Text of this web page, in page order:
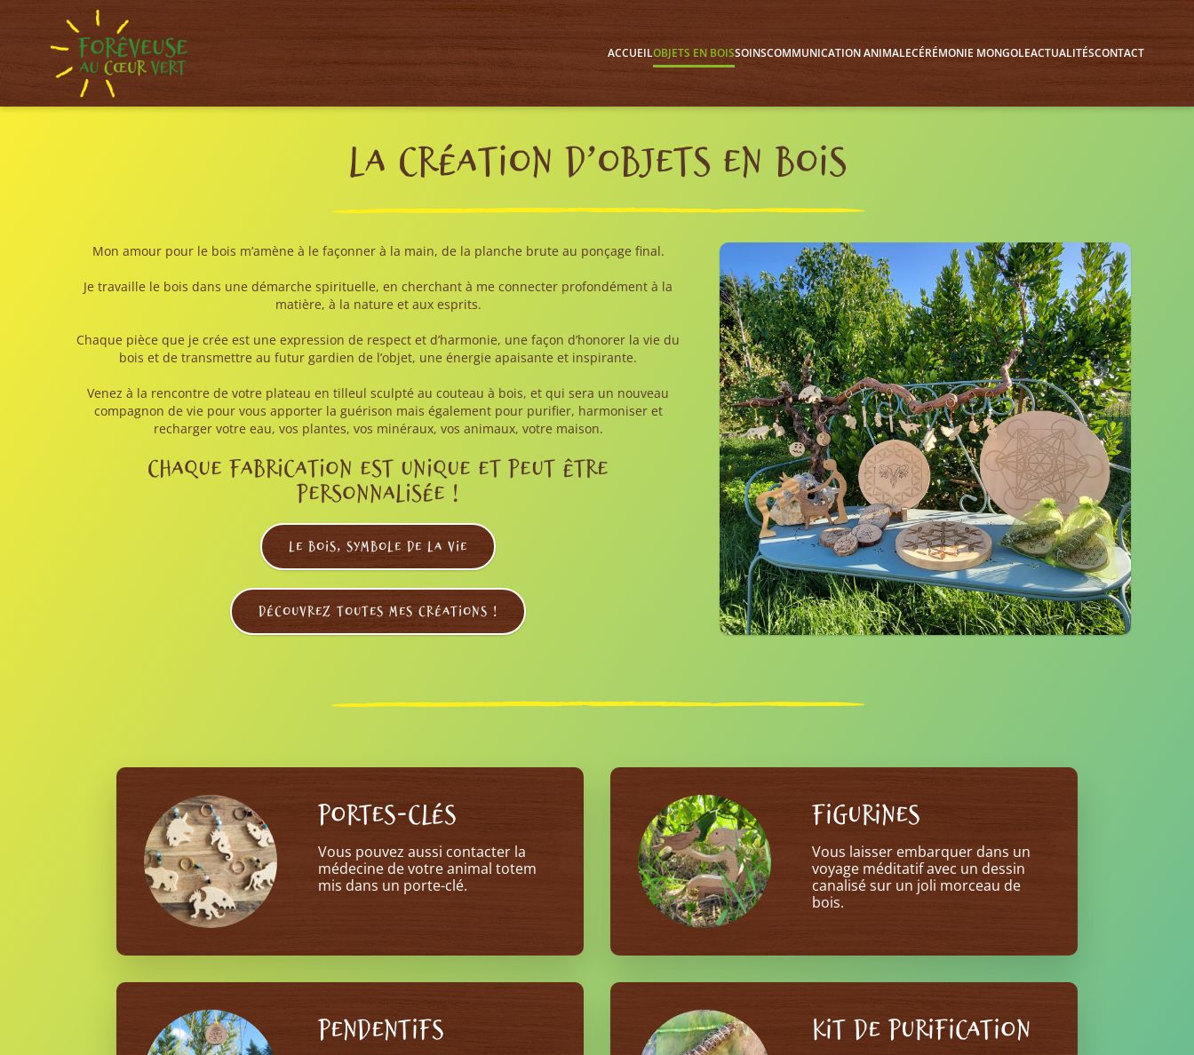
ACCUEILOBJETS EN BOISSOINSCOMMUNICATION ANIMALECÉRÉMONIE MONGOLEACTUALITÉSCONTACT
La création d’objets en bois
Mon amour pour le bois m’amène à le façonner à la main, de la planche brute au ponçage final.
Je travaille le bois dans une démarche spirituelle, en cherchant à me connecter profondément à la
matière, à la nature et aux esprits.
Chaque pièce que je crée est une expression de respect et d’harmonie, une façon d’honorer la vie du
bois et de transmettre au futur gardien de l’objet, une énergie apaisante et inspirante.
Venez à la rencontre de votre plateau en tilleul sculpté au couteau à bois, et qui sera un nouveau
compagnon de vie pour vous apporter la guérison mais également pour purifier, harmoniser et
recharger votre eau, vos plantes, vos minéraux, vos animaux, votre maison.
Chaque fabrication est unique et peut être
personnalisée !
Le Bois, symbole de la vie
Découvrez toutes mes créations !
PORTES-CLÉS
Vous pouvez aussi contacter la
médecine de votre animal totem
mis dans un porte-clé.
FIGURINES
Vous laisser embarquer dans un
voyage méditatif avec un dessin
canalisé sur un joli morceau de
bois.
PENDENTIFS KIT DE PURIFICATION